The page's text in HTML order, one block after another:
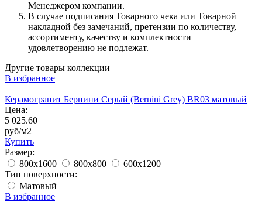
Менеджером компании.
В случае подписания Товарного чека или Товарной
накладной без замечаний, претензии по количеству,
ассортименту, качеству и комплектности
удовлетворению не подлежат.
Другие товары коллекции
В избранное
Керамогранит Бернини Серый (Bernini Grey) BR03 матовый
Цена:
5 025.60
руб/м2
Купить
Размер:
800x1600
800x800
600x1200
Тип поверхности:
Матовый
В избранное